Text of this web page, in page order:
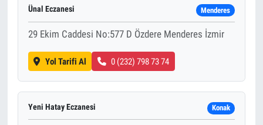
Ünal Eczanesi Menderes
29 Ekim Caddesi No:577 D Özdere Menderes İzmir
Yol Tarifi Al 0 (232) 798 73 74
Yeni Hatay Eczanesi Konak